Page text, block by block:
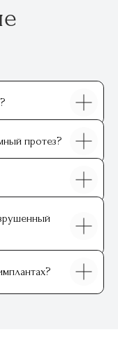
протез?